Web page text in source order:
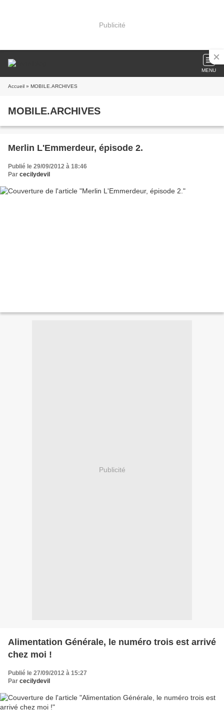
Publicité
MENU
Accueil » MOBILE.ARCHIVES
MOBILE.ARCHIVES
Merlin L'Emmerdeur, épisode 2.
Publié le 29/09/2012 à 18:46
Par cecilydevil
Publicité
Alimentation Générale, le numéro trois est arrivé
chez moi !
Publié le 27/09/2012 à 15:27
Par cecilydevil